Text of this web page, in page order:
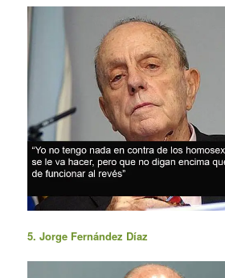
5. Jorge Fernández Díaz